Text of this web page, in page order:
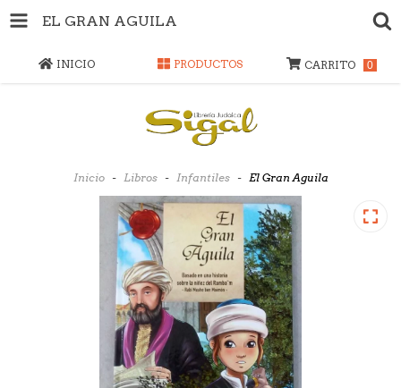
EL GRAN AGUILA
INICIO PRODUCTOS CARRITO 0
Inicio - Libros - Infantiles - El Gran Aguila